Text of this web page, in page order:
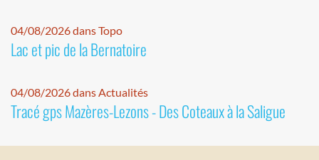
04/08/2026 dans Topo
Lac et pic de la Bernatoire
04/08/2026 dans Actualités
Tracé gps Mazères-Lezons - Des Coteaux à la Saligue